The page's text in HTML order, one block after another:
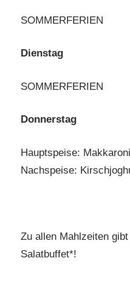
SOMMERFERIEN
Dienstag
SOMMERFERIEN
Donnerstag
Hauptspeise:
Nachspeise:
Zu allen Mahlzeiten
Salatbuffet*!